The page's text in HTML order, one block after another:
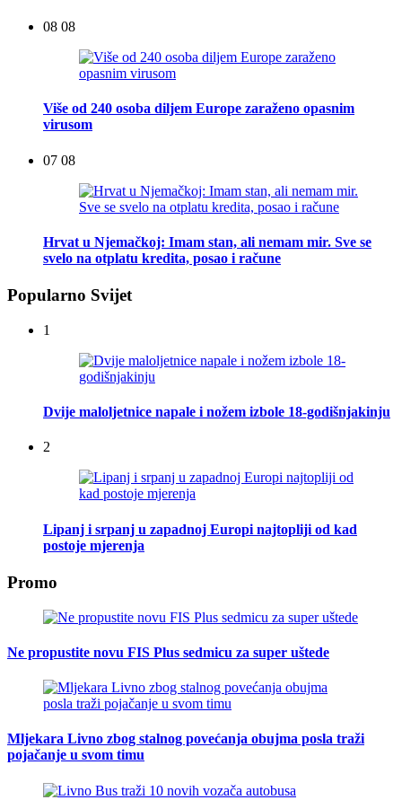
08 08
Više od 240 osoba diljem Europe zaraženo opasnim
virusom
07 08
Hrvat u Njemačkoj: Imam stan, ali nemam mir. Sve se
svelo na otplatu kredita, posao i račune
Popularno Svijet
1
Dvije maloljetnice napale i nožem izbole 18-godišnjakinju
2
Lipanj i srpanj u zapadnoj Europi najtopliji od kad
postoje mjerenja
Promo
Ne propustite novu FIS Plus sedmicu za super uštede
Mljekara Livno zbog stalnog povećanja obujma posla traži
pojačanje u svom timu